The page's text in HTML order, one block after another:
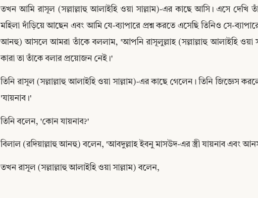
তখন আমি রাসূল (সল্লাল্লাহু আলাইহি ওয়া সাল্লাম)-এর কাছে আসি। এসে
মহিলা দাঁড়িয়ে আছেন এবং আমি যে-ব্যাপারে প্রশ্ন করতে এসেছি তিনিও সে-
আনহু) আসলে আমরা তাঁকে বললাম, 'আপনি রাসূলুল্লাহ (সল্লাল্লাহু আলাইহি ওয়া
কারা তা তাঁকে বলার প্রয়োজন নেই।'
তিনি রাসূল (সল্লাল্লাহু আলাইহি ওয়া সাল্লাম)-এর কাছে গেলেন। তিনি জিজ্ঞেস
'যায়নাব।'
তিনি বলেন, 'কোন যায়নাব?'
বিলাল (রদিয়াল্লাহু আনহু) বলেন, 'আবদুল্লাহ ইবনু মাসউদ-এর স্ত্রী যায়নাব এবং
তখন রাসূল (সল্লাল্লাহু আলাইহি ওয়া সাল্লাম) বলেন,
Copy